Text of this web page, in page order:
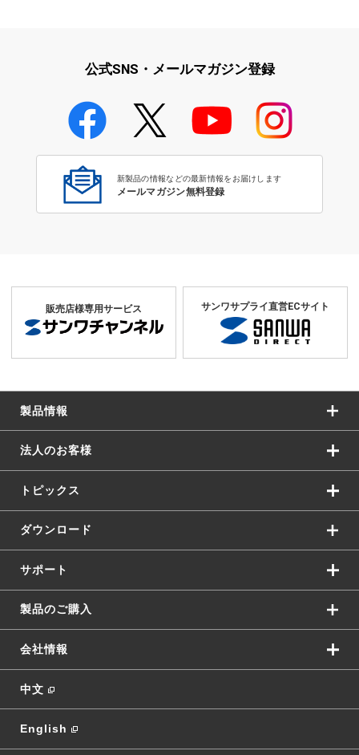
学校教育のICT環境整備特集
公式SNS・メールマガジン登録
新製品の情報などの最新情報をお届けします
メールマガジン無料登録
販売店様専用サービス サンワサプライ直営ECサイト
製品情報
法人のお客様
トピックス
ダウンロード
サポート
製品のご購入
会社情報
中文
English